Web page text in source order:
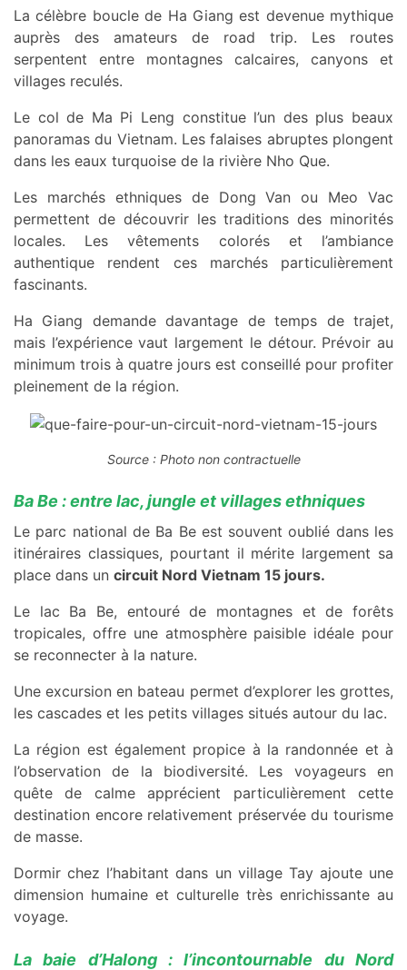
La célèbre boucle de Ha Giang est devenue mythique
auprès des amateurs de road trip. Les routes
serpentent entre montagnes calcaires, canyons et
villages reculés.
Le col de Ma Pi Leng constitue l’un des plus beaux
panoramas du Vietnam. Les falaises abruptes plongent
dans les eaux turquoise de la rivière Nho Que.
Les marchés ethniques de Dong Van ou Meo Vac
permettent de découvrir les traditions des minorités
locales. Les vêtements colorés et l’ambiance
authentique rendent ces marchés particulièrement
fascinants.
Ha Giang demande davantage de temps de trajet,
mais l’expérience vaut largement le détour. Prévoir au
minimum trois à quatre jours est conseillé pour profiter
pleinement de la région.
Source : Photo non contractuelle
Ba Be : entre lac, jungle et villages ethniques
Le parc national de Ba Be est souvent oublié dans les
itinéraires classiques, pourtant il mérite largement sa
place dans un circuit Nord Vietnam 15 jours.
Le lac Ba Be, entouré de montagnes et de forêts
tropicales, offre une atmosphère paisible idéale pour
se reconnecter à la nature.
Une excursion en bateau permet d’explorer les grottes,
les cascades et les petits villages situés autour du lac.
La région est également propice à la randonnée et à
l’observation de la biodiversité. Les voyageurs en
quête de calme apprécient particulièrement cette
destination encore relativement préservée du tourisme
de masse.
Dormir chez l’habitant dans un village Tay ajoute une
dimension humaine et culturelle très enrichissante au
voyage.
La baie d’Halong : l’incontournable du Nord